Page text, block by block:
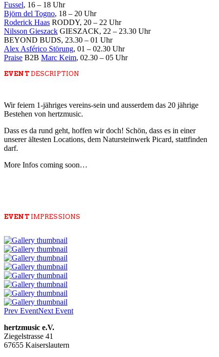
Fussel, 16 – 18 Uhr
Björn del Togno, 18 – 20 Uhr
Roderick Haas RODDY, 20 – 22 Uhr
Nilsson Gieszack GIESZACK, 22 – 23.30 Uhr
BEYOND BUDS, 23.30 – 01 Uhr
Alex Asférico Störung, 01 – 02.30 Uhr
Praise B2B Marc Keim, 02.30 – 05 Uhr
EVENTDESCRIPTION
Wir feiern 1-jähriges vereins-sein und ausserdem das 20 jährige
Bestehen von hertzmusic.
Dass es da rund geht, hoffen wir doch! Schön, dass es in einer
unserer ältesten Locations, dem Natursteinwerk Picard, stattfinden
darf.
More Infos coming soon…
EVENTIMPRESSIONS
Prev EventNext Event
hertzmusic e.V.
Ziegelstrasse 41
67655 Kaiserslautern